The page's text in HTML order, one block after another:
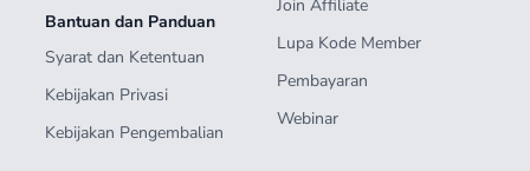
Join Affiliate
Lupa Kode Member
Pembayaran
Webinar
Bantuan dan Panduan
Syarat dan Ketentuan
Kebijakan Privasi
Kebijakan Pengembalian